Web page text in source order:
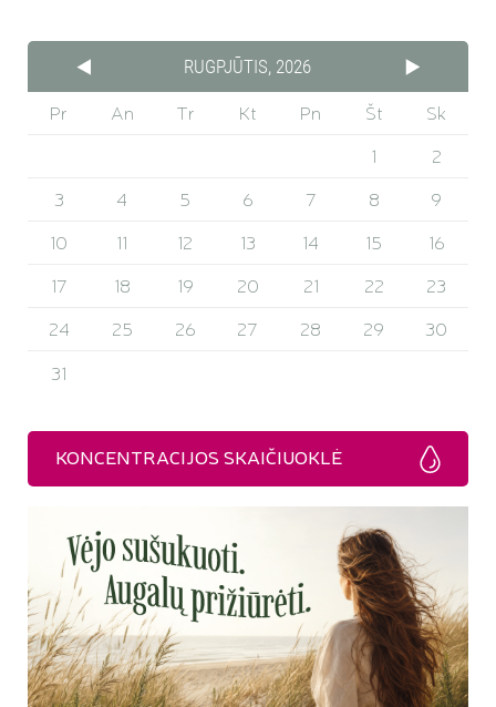
RUGPJŪTIS, 2026
Pr An Tr Kt Pn Št
Sk
1
2
3
4 5 6 7 8
9
10
11 12 13 14 15
16
17
18 19 20 21 22
23
24
25 26 27 28 29
30
31
KONCENTRACIJOS SKAIČIUOKLĖ